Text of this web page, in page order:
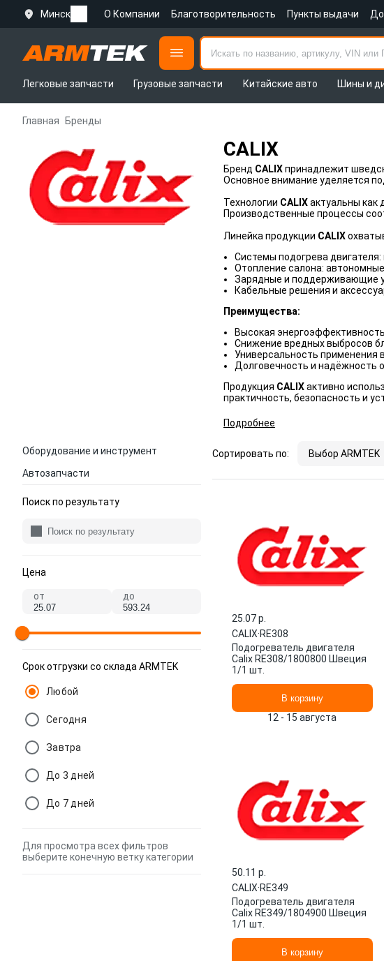
Минск О Компании Благотворительность Пункты выдачи
Легковые запчасти
Грузовые запчасти Китайские авто Шины и
Главная Бренды
CALIX
Бренд CALIXпринадлежит
Основное внимание уделяется
Технологии CALIXактуальны как
Производственные процессы
Линейка продукции CALIX
Системы подогрева
Отопление салона:
Зарядные и поддерживающие
Кабельные решения и
Преимущества:
Высокая
Снижение вредных выбросов
Универсальность применения
Долговечность и надёжность
Продукция CALIXактивно
практичность, безопасность и
Подробнее
Оборудование и инструмент
Автозапчасти
Поиск по результату
Цена
от до
Срок отгрузки со склада ARMTEK
Любой
Сегодня
Завтра
До 3 дней
До 7 дней
Для просмотра всех фильтров
выберите конечную ветку категории
Сортировать по: Выбор ARMTEK
25.07 p.
CALIX·RE308
Подогреватель двигателя
Calix RE308/1800800 Швеция
1/1 шт.
В корзину
12 - 15 августа
50.11 p.
CALIX·RE349
Подогреватель двигателя
Calix RE349/1804900 Швеция
1/1 шт.
В корзину